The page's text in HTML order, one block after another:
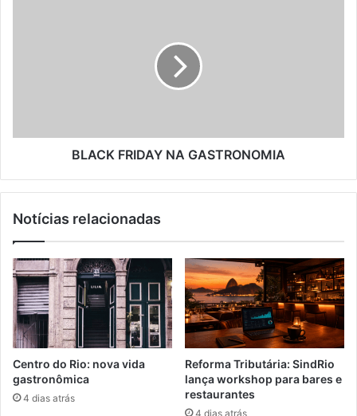
BLACK FRIDAY NA GASTRONOMIA
Notícias relacionadas
Centro do Rio: nova vida
gastronômica
4 dias atrás
Reforma Tributária: SindRio
lança workshop para bares e
restaurantes
4 dias atrás